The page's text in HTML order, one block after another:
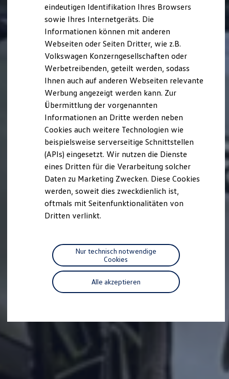
Lifestyle Shop
T-Roc Kollektion
Golf Kollektion
Volkswagen Kollektion
R-Kollektion
GTI Kollektion
Fußball Drop
we drive football
#wedriveproud
Besitzer und Service
myVolkswagen
Software Updates
Service und Ersatzteile
Inspektion und HU/AU
Reparaturen und Checks
Motorenöl und Flüssigkeiten
Räder und Reifen
Pannen- und Unfallhilfe
Economy Service
Volkswagen Teile
Zubehör
Modellspezifisches Zubehör
Individualisieren
Wallbox und Ladekabel
Digitale Extras
Dienste für Ihr Modell finden
Volkswagen Apps, Login und Shop
Handy und Fahrzeug verbinden
Vorgängermodelle
Kundeninformationen
Volkswagen Kundenbetreuung
Warn- und Kontrollleuchten
Assistenzsysteme
Digitale Betriebsanleitung
eindeutigen Identifikation Ihres Browsers
sowie Ihres Internetgeräts. Die
Informationen können mit anderen
Webseiten oder Seiten Dritter, wie z.B.
Volkswagen Konzerngesellschaften oder
Werbetreibenden, geteilt werden, sodass
Ihnen auch auf anderen Webseiten relevante
Werbung angezeigt werden kann. Zur
Übermittlung der vorgenannten
Informationen an Dritte werden neben
Cookies auch weitere Technologien wie
beispielsweise serverseitige Schnittstellen
(APIs) eingesetzt. Wir nutzen die Dienste
eines Dritten für die Verarbeitung solcher
Daten zu Marketing Zwecken. Diese Cookies
werden, soweit dies zweckdienlich ist,
oftmals mit Seitenfunktionalitäten von
Dritten verlinkt.
Alle akzeptieren
Nur technisch notwendige
Cookies